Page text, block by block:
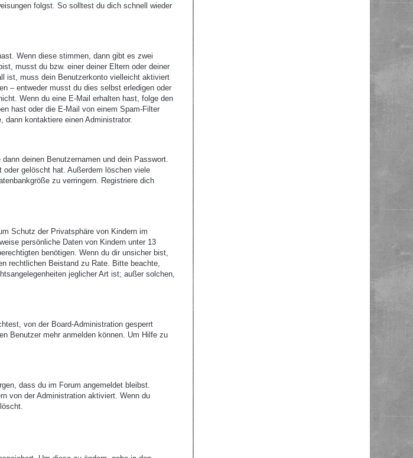
folgst. So solltest du dich schnell wieder
Wenn diese stimmen, dann gibt es zwei
musst du bzw. einer deiner Eltern oder deiner
ist, muss dein Benutzerkonto vielleicht aktiviert
– entweder musst du dies selbst erledigen oder
Wenn du eine E-Mail erhalten hast, folge den
hast oder die E-Mail von einem Spam-Filter
dann kontaktiere einen Administrator.
deinen Benutzernamen und dein Passwort.
gelöscht hat. Außerdem löschen viele
zu verringern. Registriere dich
Schutz der Privatsphäre von Kindern im
persönliche Daten von Kindern unter 13
benötigen. Wenn du dir unsicher bist,
rechtlichen Beistand zu Rate. Bitte beachte,
jeglicher Art ist; außer solchen,
von der Board-Administration gesperrt
Benutzer mehr anmelden können. Um Hilfe zu
dass du im Forum angemeldet bleibst.
von der Administration aktiviert. Wenn du